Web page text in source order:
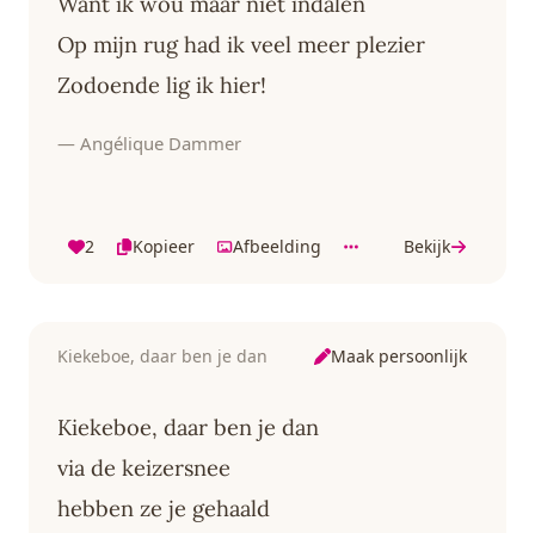
Op mijn rug had ik veel meer plezier
Zodoende lig ik hier!
— Angélique Dammer
2 Kopieer Afbeelding Bekijk
Kiekeboe, daar ben je dan Maak persoonlijk
Kiekeboe, daar ben je dan
via de keizersnee
hebben ze je gehaald